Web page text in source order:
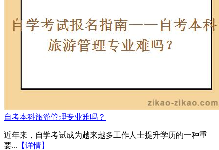
自考本科旅游管理专业难吗？
近年来，自学考试成为越来越多工作人士提升学历的一种重
要... 【详情】